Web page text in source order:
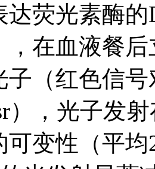
达荧光素酶
，在血液餐
子（红色信
），光子发
可变性（平均